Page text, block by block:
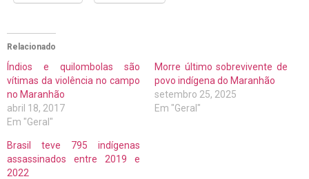
Relacionado
Índios e quilombolas são
vítimas da violência no campo
no Maranhão
abril 18, 2017
Em "Geral"
Morre último sobrevivente de
povo indígena do Maranhão
setembro 25, 2025
Em "Geral"
Brasil teve 795 indígenas
assassinados entre 2019 e
2022